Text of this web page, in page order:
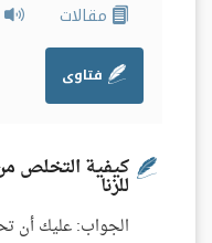
مقالات
فتاوى
كيفية التخلص
للزنا
الجواب: عليك أن